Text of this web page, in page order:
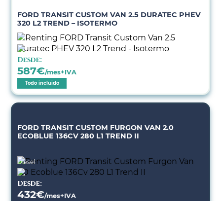
FORD TRANSIT CUSTOM VAN 2.5 DURATEC PHEV
320 L2 TREND – ISOTERMO
Desde:
587€/mes+IVA
Todo incluido
FORD TRANSIT CUSTOM FURGON VAN 2.0
ECOBLUE 136CV 280 L1 TREND II
Diésel
Desde:
432€/mes+IVA